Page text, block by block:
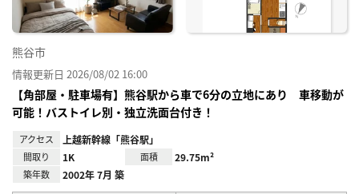
熊谷市
情報更新日 2026/08/02 16:00
【角部屋・駐車場有】熊谷駅から車で6分の立地にあり 車移動が
可能！バストイレ別・独立洗面台付き！
アクセス 上越新幹線「熊谷駅」
間取り 1K 面積 29.75m²
築年数 2002年 7月 築